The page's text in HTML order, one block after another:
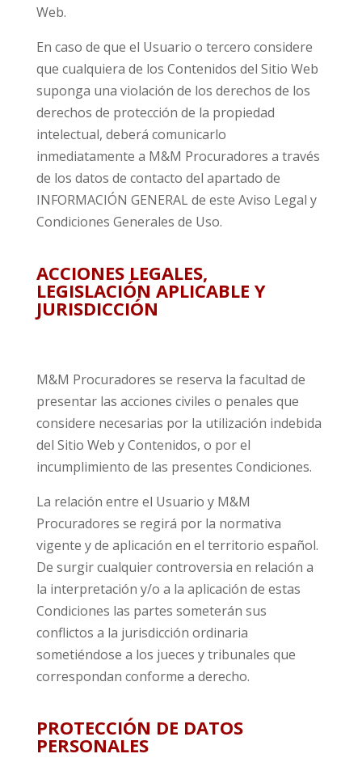
Web.
En caso de que el Usuario o tercero considere
que cualquiera de los Contenidos del Sitio Web
suponga una violación de los derechos de los
derechos de protección de la propiedad
intelectual, deberá comunicarlo
inmediatamente a M&M Procuradores a través
de los datos de contacto del apartado de
INFORMACIÓN GENERAL de este Aviso Legal y
Condiciones Generales de Uso.
ACCIONES LEGALES,
LEGISLACIÓN APLICABLE Y
JURISDICCIÓN
M&M Procuradores se reserva la facultad de
presentar las acciones civiles o penales que
considere necesarias por la utilización indebida
del Sitio Web y Contenidos, o por el
incumplimiento de las presentes Condiciones.
La relación entre el Usuario y M&M
Procuradores se regirá por la normativa
vigente y de aplicación en el territorio español.
De surgir cualquier controversia en relación a
la interpretación y/o a la aplicación de estas
Condiciones las partes someterán sus
conflictos a la jurisdicción ordinaria
sometiéndose a los jueces y tribunales que
correspondan conforme a derecho.
PROTECCIÓN DE DATOS
PERSONALES